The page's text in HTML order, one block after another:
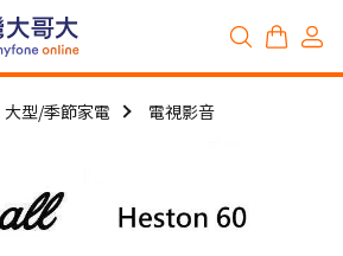
大型/季節家電 電視影音